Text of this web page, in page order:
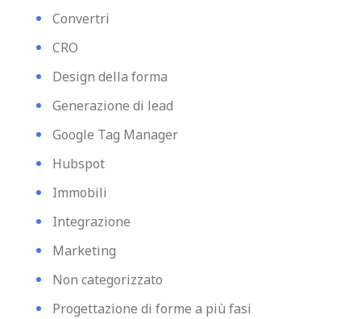
Convertri
CRO
Design della forma
Generazione di lead
Google Tag Manager
Hubspot
Immobili
Integrazione
Marketing
Non categorizzato
Progettazione di forme a più fasi